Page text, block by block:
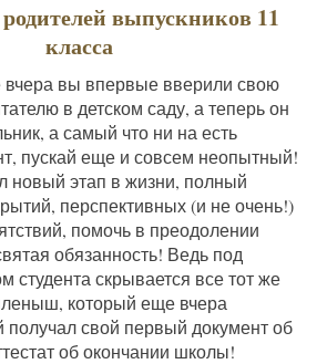
выпускников 11
класса
вы впервые вверили свою
в детском саду, а теперь он
а самый что ни на есть
пускай еще и совсем неопытный!
новый этап в жизни, полный
перспективных (и не очень!)
помочь в преодолении
обязанность! Ведь под
студента скрывается все тот же
который еще вчера
получал свой первый документ об
об окончании школы!